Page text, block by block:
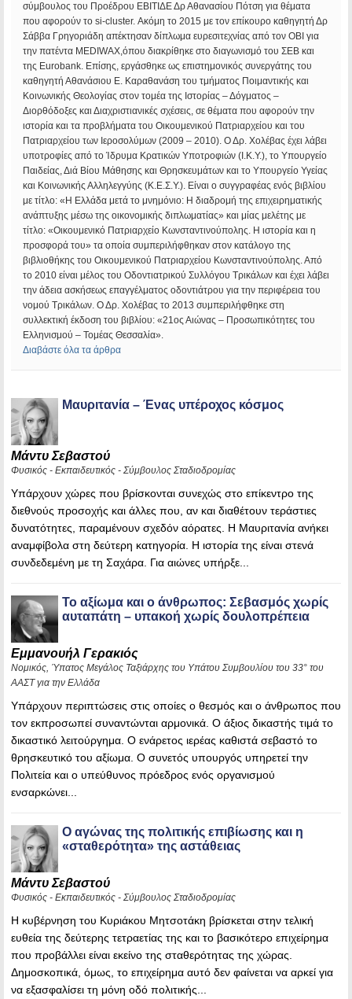
σύμβουλος του Προέδρου ΕΒΙΤΙΔΕ Δρ Αθανασίου Πότση για θέματα
που αφορούν το si-cluster. Ακόμη το 2015 με τον επίκουρο καθηγητή Δρ
Σάββα Γρηγοριάδη απέκτησαν δίπλωμα ευρεσιτεχνίας από τον ΟΒΙ για
την πατέντα MEDIWAX,όπου διακρίθηκε στο διαγωνισμό του ΣΕΒ και
της Eurobank. Επίσης, εργάσθηκε ως επιστημονικός συνεργάτης του
καθηγητή Αθανάσιου Ε. Καραθανάση του τμήματος Ποιμαντικής και
Κοινωνικής Θεολογίας στον τομέα της Ιστορίας – Δόγματος –
Διορθόδοξες και Διαχριστιανικές σχέσεις, σε θέματα που αφορούν την
ιστορία και τα προβλήματα του Οικουμενικού Πατριαρχείου και του
Πατριαρχείου των Ιεροσολύμων (2009 – 2010). Ο Δρ. Χολέβας έχει λάβει
υποτροφίες από το Ίδρυμα Κρατικών Υποτροφιών (Ι.Κ.Υ.), το Υπουργείο
Παιδείας, Διά Βίου Μάθησης και Θρησκευμάτων και το Υπουργείο Υγείας
και Κοινωνικής Αλληλεγγύης (Κ.Ε.Σ.Υ.). Είναι ο συγγραφέας ενός βιβλίου
με τίτλο: «Η Ελλάδα μετά το μνημόνιο: Η διαδρομή της επιχειρηματικής
ανάπτυξης μέσω της οικονομικής διπλωματίας» και μίας μελέτης με
τίτλο: «Οικουμενικό Πατριαρχείο Κωνσταντινούπολης. Η ιστορία και η
προσφορά του» τα οποία συμπεριλήφθηκαν στον κατάλογο της
βιβλιοθήκης του Οικουμενικού Πατριαρχείου Κωνσταντινούπολης. Από
το 2010 είναι μέλος του Οδοντιατρικού Συλλόγου Τρικάλων και έχει λάβει
την άδεια ασκήσεως επαγγέλματος οδοντιάτρου για την περιφέρεια του
νομού Τρικάλων. Ο Δρ. Χολέβας το 2013 συμπεριλήφθηκε στη
συλλεκτική έκδοση του βιβλίου: «21ος Αιώνας – Προσωπικότητες του
Ελληνισμού – Τομέας Θεσσαλία».
Διαβάστε όλα τα άρθρα
Μαυριτανία – Ένας υπέροχος κόσμος
Μάντυ Σεβαστού
Φυσικός - Εκπαιδευτικός - Σύμβουλος Σταδιοδρομίας
Υπάρχουν χώρες που βρίσκονται συνεχώς στο επίκεντρο της
διεθνούς προσοχής και άλλες που, αν και διαθέτουν τεράστιες
δυνατότητες, παραμένουν σχεδόν αόρατες. Η Μαυριτανία ανήκει
αναμφίβολα στη δεύτερη κατηγορία. Η ιστορία της είναι στενά
συνδεδεμένη με τη Σαχάρα. Για αιώνες υπήρξε...
Το αξίωμα και ο άνθρωπος: Σεβασμός χωρίς
αυταπάτη – υπακοή χωρίς δουλοπρέπεια
Εμμανουήλ Γερακιός
Νομικός, Ύπατος Μεγάλος Ταξιάρχης του Υπάτου Συμβουλίου του 33° του
ΑΑΣΤ για την Ελλάδα
Υπάρχουν περιπτώσεις στις οποίες ο θεσμός και ο άνθρωπος που
τον εκπροσωπεί συναντώνται αρμονικά. Ο άξιος δικαστής τιμά το
δικαστικό λειτούργημα. Ο ενάρετος ιερέας καθιστά σεβαστό το
θρησκευτικό του αξίωμα. Ο συνετός υπουργός υπηρετεί την
Πολιτεία και ο υπεύθυνος πρόεδρος ενός οργανισμού
ενσαρκώνει...
Ο αγώνας της πολιτικής επιβίωσης και η
«σταθερότητα» της αστάθειας
Μάντυ Σεβαστού
Φυσικός - Εκπαιδευτικός - Σύμβουλος Σταδιοδρομίας
Η κυβέρνηση του Κυριάκου Μητσοτάκη βρίσκεται στην τελική
ευθεία της δεύτερης τετραετίας της και το βασικότερο επιχείρημα
που προβάλλει είναι εκείνο της σταθερότητας της χώρας.
Δημοσκοπικά, όμως, το επιχείρημα αυτό δεν φαίνεται να αρκεί για
να εξασφαλίσει τη μόνη οδό πολιτικής...